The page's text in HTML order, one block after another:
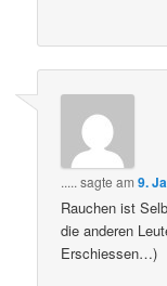
..... sagte am9.
Rauchen ist
die anderen
Erschiessen…)